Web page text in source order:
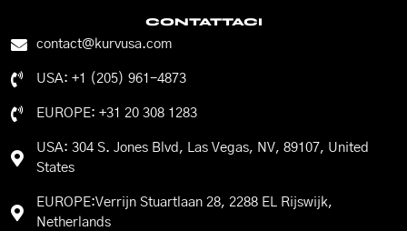
CONTATTACI
contact@kurvusa.com
USA: +1 (205) 961-4873
EUROPE: +31 20 308 1283
USA: 304 S. Jones Blvd, Las Vegas, NV, 89107, United
States
EUROPE:Verrijn Stuartlaan 28, 2288 EL Rijswijk,
Netherlands